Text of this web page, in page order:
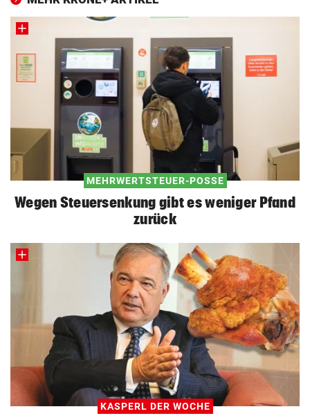
MEHRWERTSTEUER-POSSE
Wegen Steuersenkung gibt es weniger Pfand
zurück
KASPERL DER WOCHE